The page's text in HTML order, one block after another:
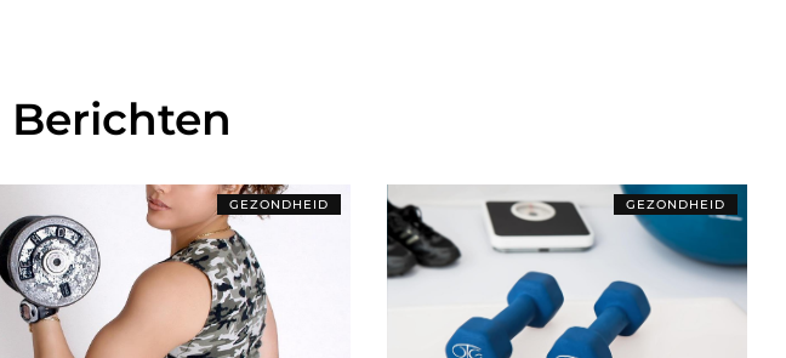
Berichten
GEZONDHEID GEZONDHEID